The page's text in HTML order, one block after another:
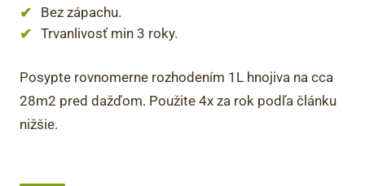
Bez zápachu.
Trvanlivosť min 3 roky.
Posypte rovnomerne rozhodením 1L hnojiva na cca
28m2 pred dažďom. Použite 4x za rok podľa článku
nižšie.